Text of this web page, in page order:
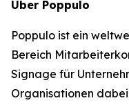
Über Poppulo
Poppulo ist ein
Bereich
Signage für
Organisationen